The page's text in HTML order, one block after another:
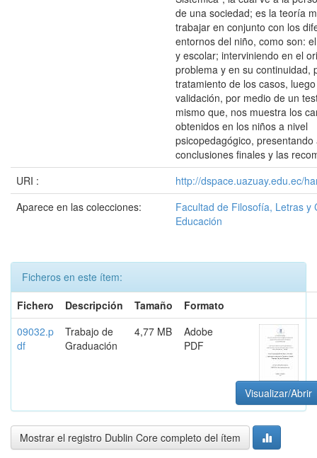
de una sociedad; es la teoría
trabajar en conjunto con los
entornos del niño, como son:
y escolar; interviniendo en el
problema y en su continuidad,
tratamiento de los casos,
validación, por medio de un
mismo que, nos muestra los
obtenidos en los niños a nivel
psicopedagógico, presentando
conclusiones finales y las
URI :
http://dspace.uazuay.edu.ec/
Aparece en las colecciones:
Facultad de Filosofía, Letras y
Educación
Ficheros en este ítem:
Fichero
Descripción Tamaño
Formato
09032.p
df
Trabajo de
Graduación
4,77 MB
Adobe
PDF
Visualizar/Abrir
Mostrar el registro Dublin Core completo del ítem